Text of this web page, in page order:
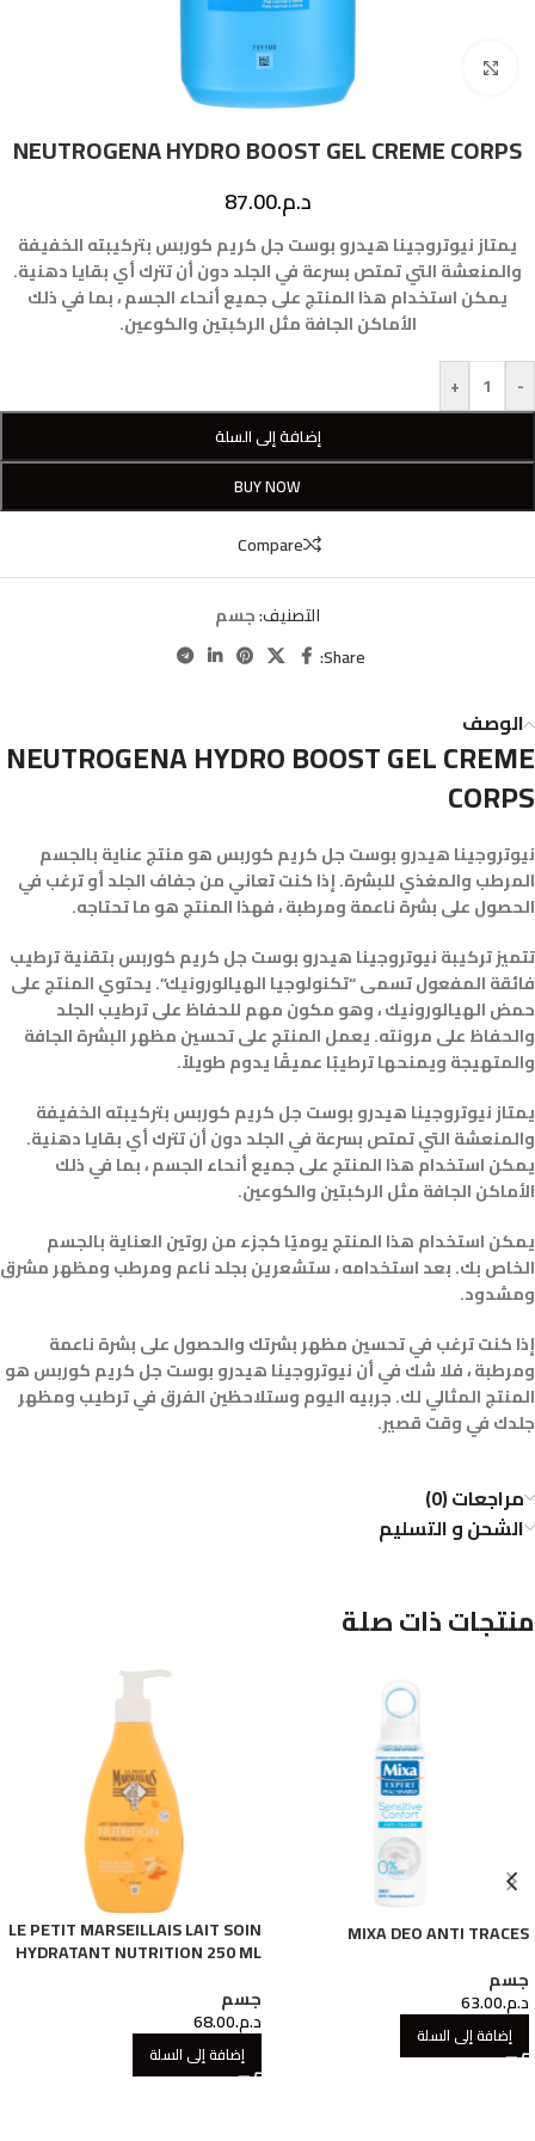
NEUTROGENA HYDRO BOOST GEL CREME CORPS
د.م.87.00
يمتاز نيوتروجينا هيدرو بوست جل كريم كوربس بتركيبته الخفيفة
والمنعشة التي تمتص بسرعة في الجلد دون أن تترك أي بقايا دهنية.
يمكن استخدام هذا المنتج على جميع أنحاء الجسم ، بما في ذلك
الأماكن الجافة مثل الركبتين والكوعين.
-
+
إضافة إلى السلة
BUY NOW
Compare
التصنيف:جسم
Share:
الوصف
NEUTROGENA HYDRO BOOST GEL CREME
CORPS
نيوتروجينا هيدرو بوست جل كريم كوربس هو منتج عناية بالجسم
المرطب والمغذي للبشرة. إذا كنت تعاني من جفاف الجلد أو ترغب في
الحصول على بشرة ناعمة ومرطبة ، فهذا المنتج هو ما تحتاجه.
تتميز تركيبة نيوتروجينا هيدرو بوست جل كريم كوربس بتقنية ترطيب
فائقة المفعول تسمى “تكنولوجيا الهيالورونيك”. يحتوي المنتج على
حمض الهيالورونيك ، وهو مكون مهم للحفاظ على ترطيب الجلد
والحفاظ على مرونته. يعمل المنتج على تحسين مظهر البشرة الجافة
والمتهيجة ويمنحها ترطيبًا عميقًا يدوم طويلاً.
يمتاز نيوتروجينا هيدرو بوست جل كريم كوربس بتركيبته الخفيفة
والمنعشة التي تمتص بسرعة في الجلد دون أن تترك أي بقايا دهنية.
يمكن استخدام هذا المنتج على جميع أنحاء الجسم ، بما في ذلك
الأماكن الجافة مثل الركبتين والكوعين.
يمكن استخدام هذا المنتج يوميًا كجزء من روتين العناية بالجسم
الخاص بك. بعد استخدامه ، ستشعرين بجلد ناعم ومرطب ومظهر مشرق
ومشدود.
إذا كنت ترغب في تحسين مظهر بشرتك والحصول على بشرة ناعمة
ومرطبة ، فلا شك في أن نيوتروجينا هيدرو بوست جل كريم كوربس هو
المنتج المثالي لك. جربيه اليوم وستلاحظين الفرق في ترطيب ومظهر
جلدك في وقت قصير.
مراجعات (0)
الشحن و التسليم
منتجات ذات صلة
MIXA DEO ANTI TRACES
جسم
د.م.63.00
إضافة إلى السلة
LE PETIT MARSEILLAIS LAIT SOIN
HYDRATANT NUTRITION 250 ML
جسم
د.م.68.00
إضافة إلى السلة